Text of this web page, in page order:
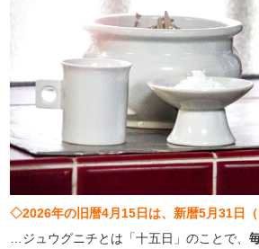
◇2026年の旧暦4月15日は、新暦5月31日（
…ジュウグニチとは「十五日」のことで、